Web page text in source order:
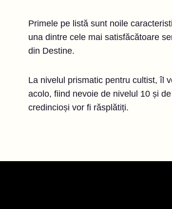
Primele pe listă sunt noile
una dintre cele mai satisfăcătoare
din Destine.
La nivelul prismatic pentru cultist, îl
acolo, fiind nevoie de nivelul 10 și
credincioși vor fi răsplătiți.